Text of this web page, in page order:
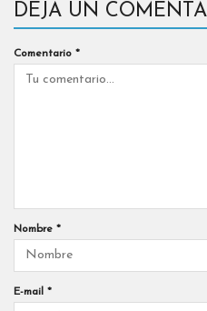
DEJA UN
Comentario *
Nombre *
E-mail *